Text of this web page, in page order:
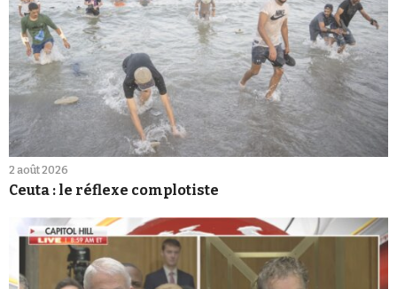
2 août 2026
Ceuta : le réflexe complotiste